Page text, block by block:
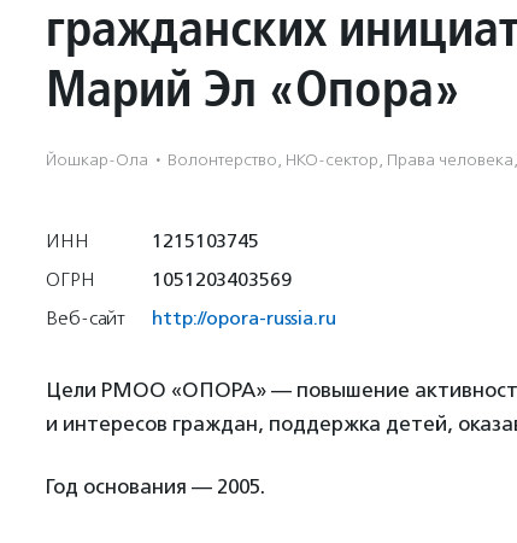
гражданских
Марий Эл «Опора»
Йошкар-Ола · Волонтерство, НКО-сектор, Права
ИНН
1215103745
ОГРН
1051203403569
Веб-сайт
http://opora-russia.ru
Цели РМОО «ОПОРА» — повышение
и интересов граждан, поддержка детей,
Год основания — 2005.